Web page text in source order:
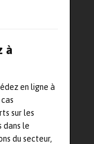
à
en ligne à
sur les
dans le
du secteur,
pour tester
d’Areva
d’une offre
production